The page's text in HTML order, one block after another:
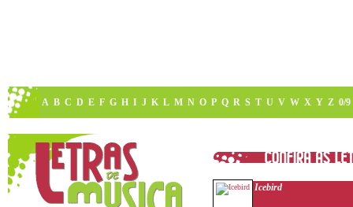
A B C D E F G H I J K L M N O P Q R S T U V W X Y Z 0/9
Icebird